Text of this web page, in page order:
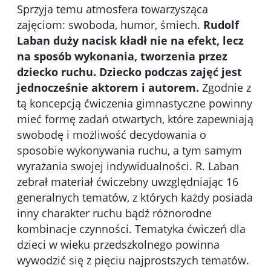
Sprzyja temu atmosfera towarzysząca
zajęciom: swoboda, humor, śmiech. Rudolf
Laban duży nacisk kładł nie na efekt, lecz
na sposób wykonania, tworzenia przez
dziecko ruchu. Dziecko podczas zajęć jest
jednocześnie aktorem i autorem. Zgodnie z
tą koncepcją ćwiczenia gimnastyczne powinny
mieć formę zadań otwartych, które zapewniają
swobodę i możliwość decydowania o
sposobie wykonywania ruchu, a tym samym
wyrażania swojej indywidualności. R. Laban
zebrał materiał ćwiczebny uwzględniając 16
generalnych tematów, z których każdy posiada
inny charakter ruchu bądź różnorodne
kombinacje czynności. Tematyka ćwiczeń dla
dzieci w wieku przedszkolnego powinna
wywodzić się z pięciu najprostszych tematów.